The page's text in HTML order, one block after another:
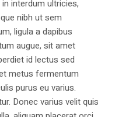
interdum ultricies,
nibh ut sem
ligula a dapibus
augue, sit amet
id lectus sed
metus fermentum
purus eu varius.
Donec varius velit quis